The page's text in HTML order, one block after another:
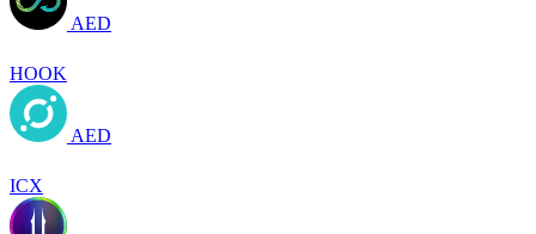
AED
HOOK
AED
ICX